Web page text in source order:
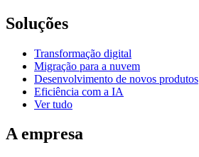
Soluções
Transformação digital
Migração para a nuvem
Desenvolvimento de novos produtos
Eficiência com a IA
Ver tudo
A empresa